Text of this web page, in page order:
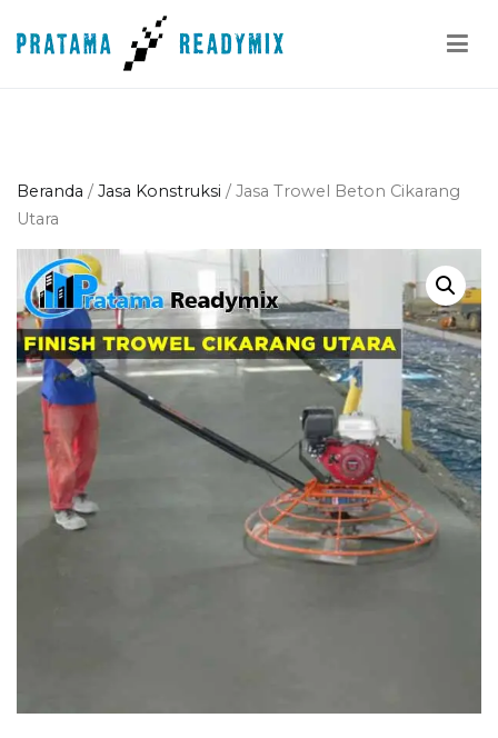
ke
Beranda / Jasa Konstruksi / Jasa Trowel Beton Cikarang
Utara